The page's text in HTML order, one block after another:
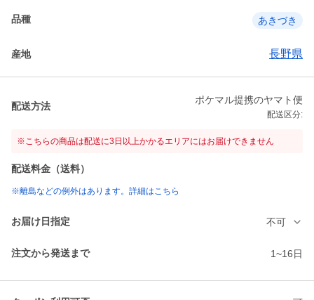
品種 あきづき
産地 長野県
配送方法
ポケマル提携のヤマト便
配送区分:
※こちらの商品は配送に3日以上かかるエリアにはお届けできません
配送料金（送料）
※離島などの例外はあります。詳細はこちら
お届け日指定 不可
注文から発送まで 1~16日